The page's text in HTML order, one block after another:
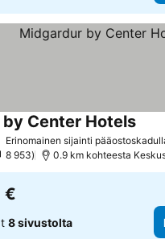
Erinomainen sijainti
Center Hotels
8 953 0.9 km kohteesta
€
8 sivustolta